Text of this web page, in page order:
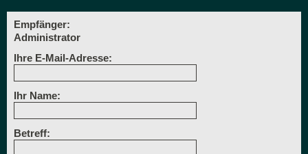
Empfänger:
Administrator
Ihre E-Mail-Adresse:
Ihr Name:
Betreff: